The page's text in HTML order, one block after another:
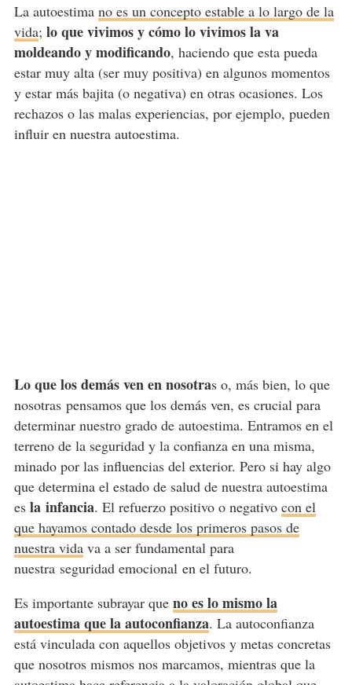
La autoestima no es un concepto estable a lo largo de la
vida; lo que vivimos y cómo lo vivimos la va
moldeando y modificando, haciendo que esta pueda
estar muy alta (ser muy positiva) en algunos momentos
y estar más bajita (o negativa) en otras ocasiones. Los
rechazos o las malas experiencias, por ejemplo, pueden
influir en nuestra autoestima.
Lo que los demás ven en nosotras o, más bien, lo que
nosotras pensamos que los demás ven, es crucial para
determinar nuestro grado de autoestima. Entramos en el
terreno de la seguridad y la confianza en una misma,
minado por las influencias del exterior. Pero si hay algo
que determina el estado de salud de nuestra autoestima
es la infancia. El refuerzo positivo o negativo con el
que hayamos contado desde los primeros pasos de
nuestra vidava a ser fundamental para
nuestra seguridad emocional en el futuro.
Es importante subrayar que no es lo mismo la
autoestima que la autoconfianza. La autoconfianza
está vinculada con aquellos objetivos y metas concretas
que nosotros mismos nos marcamos, mientras que la